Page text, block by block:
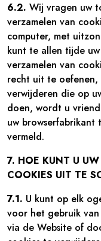
6.2. Wij vragen uw
verzamelen van
computer, met
kunt te allen tijde
verzamelen van
recht uit te
verwijderen die op
doen, wordt u
uw
vermeld.
7. HOE KUNT U
COOKIES UIT TE
7.1. U kunt op elk
voor het gebruik
via de Website of